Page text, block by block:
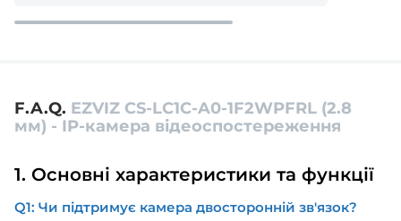
F.A.Q. EZVIZ CS-LC1C-A0-1F2WPFRL (2.8
мм) - IP-камера відеоспостереження
1. Основні характеристики та функції
Q1: Чи підтримує камера двосторонній зв'язок?